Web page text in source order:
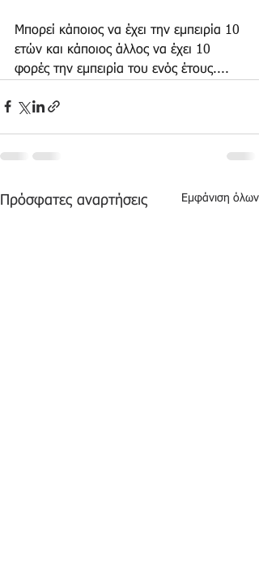
Μπορεί κάποιος να έχει την εμπειρία 10
ετών και κάποιος άλλος να έχει 10
φορές την εμπειρία του ενός έτους....
Πρόσφατες αναρτήσεις Εμφάνιση όλων